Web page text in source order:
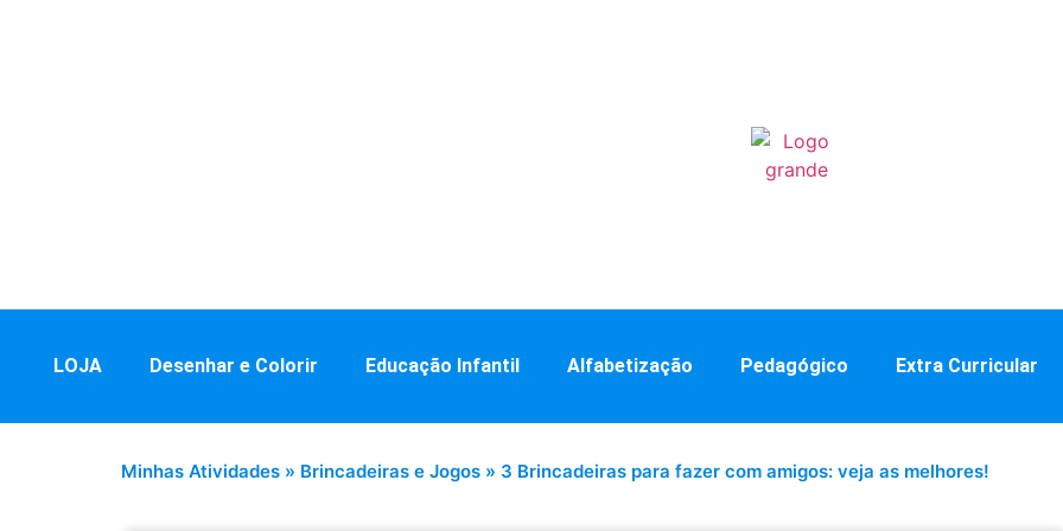
LOJA Desenhar e Colorir Educação Infantil Alfabetização Pedagógico Extra Curricular
Minhas Atividades » Brincadeiras e Jogos » 3 Brincadeiras para fazer com amigos: veja as melhores!